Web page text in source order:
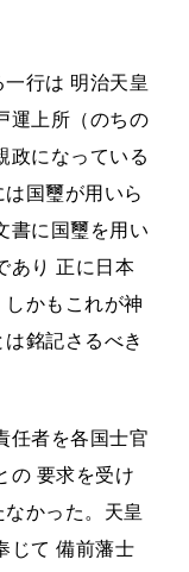
行は 明治天皇
運上所（のちの
政になっている
国璽が用いら
書に国璽を用い
あり 正に日本
かもこれが神
銘記さるべき
任者を各国士官
の 要求を受け
かった。天皇
じて 備前藩士